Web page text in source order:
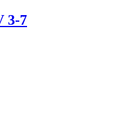
3-7